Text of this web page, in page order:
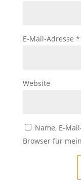
E-Mail-Adresse *
Website
Name, E-
Browser für